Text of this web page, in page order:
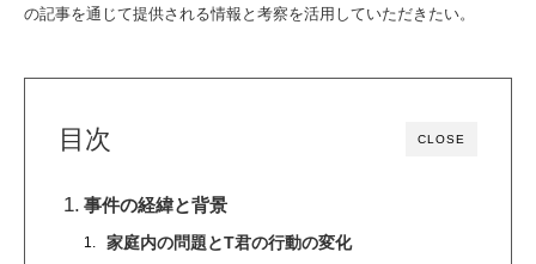
の記事を通じて提供される情報と考察を活用していただきたい。
CLOSE
目次
事件の経緯と背景
家庭内の問題とT君の行動の変化